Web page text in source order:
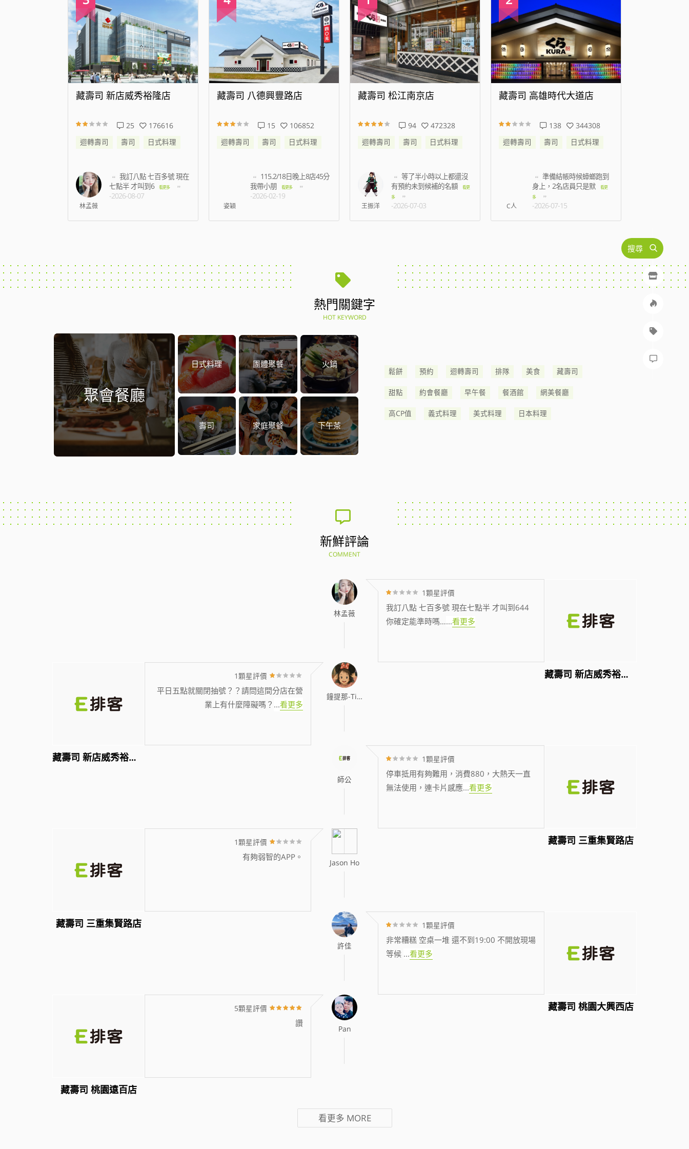
搜尋
藏壽司 新店威秀裕隆店
25
176616
迴轉壽司
壽司 日式料理
林孟薇
我訂八點 七百多號 現在
七點半 才叫到6
看更多
-2026-08-07
藏壽司 八德興豐路店
15
106852
迴轉壽司
壽司 日式料理
姿穎
115.2/18日晚上8店45分
我帶小朋
看更多
-2026-02-19
藏壽司 松江南京店
94
472328
迴轉壽司
壽司 日式料理
王振洋
等了半小時以上都還沒
有預約未到候補的名額
看更
多
-2026-07-03
藏壽司 高雄時代大道店
138
344308
迴轉壽司
壽司 日式料理
C人
準備結帳時候蟑螂跑到
身上，2名店員只是默
看更
多
-2026-07-15
熱門關鍵字
HOT KEYWORD
聚會餐廳
日式料理 團體聚餐 火鍋
壽司 家庭聚餐 下午茶
鬆餅 預約 迴轉壽司 排隊 美食 藏壽司
甜點 約會餐廳 早午餐 餐酒館 網美餐廳
高CP值 義式料理 美式料理 日本料理
新鮮評論
COMMENT
林孟薇
1顆星評價
我訂八點 七百多號 現在七點半 才叫到644
你確定能準時嗎…...看更多
藏壽司 新店威秀裕隆店
鐘提那-Tina
1顆星評價
平日五點就關閉抽號？？請問這間分店在營
業上有什麼障礙嗎？ ...看更多
藏壽司 新店威秀裕隆店
師公
1顆星評價
停車抵用有夠難用，消費880，大熱天一直
無法使用，連卡片感應...看更多
藏壽司 三重集賢路店
Jason Ho
1顆星評價
有夠弱智的APP。
藏壽司 三重集賢路店
許佳
1顆星評價
非常糟糕 空桌一堆 還不到19:00 不開放現場
等候 ...看更多
藏壽司 桃園大興西店
Pan
5顆星評價
讚
藏壽司 桃園遠百店
看更多 MORE